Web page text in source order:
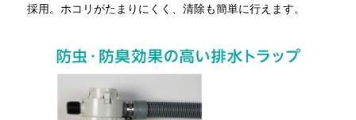
採用。ホコリがたまりにくく、清除も簡単に行えます。